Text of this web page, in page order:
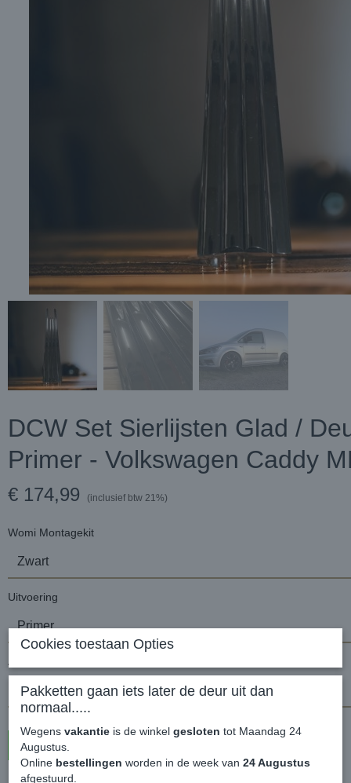
DCW Set Sierlijsten Glad /
Primer - Volkswagen Caddy
€ 174,99 (inclusief btw 21%)
Womi Montagekit
Uitvoering
Aantal
In winkelwagen
Cookies toestaan Opties
Pakketten gaan iets later de deur uit dan
normaal.....
Wegens vakantie is de winkel gesloten tot Maandag 24
Augustus.
Online bestellingen worden in de week van 24 Augustus
afgestuurd.